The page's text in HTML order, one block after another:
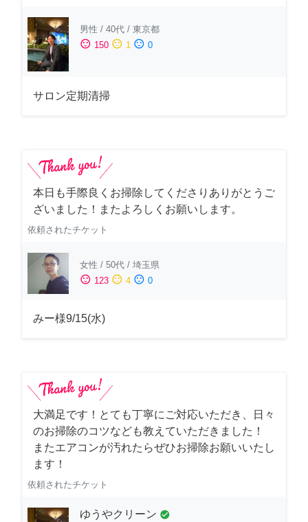
男性 / 40代 / 東京都
sentiment_satisfied 150 sentiment_neutral 1 sentiment_dissatisfied 0
サロン定期清掃
本日も手際良くお掃除してくださりありがとうご
ざいました！またよろしくお願いします。
依頼されたチケット
女性 / 50代 / 埼玉県
sentiment_satisfied 123 sentiment_neutral 4 sentiment_dissatisfied 0
みー様9/15(水)
大満足です！とても丁寧にご対応いただき、日々
のお掃除のコツなども教えていただきました！
またエアコンが汚れたらぜひお掃除お願いいたし
ます！
依頼されたチケット
ゆうやクリーン check_circle